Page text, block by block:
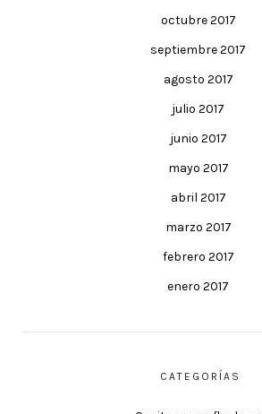
octubre 2017
septiembre 2017
agosto 2017
julio 2017
junio 2017
mayo 2017
abril 2017
marzo 2017
febrero 2017
enero 2017
CATEGORÍAS